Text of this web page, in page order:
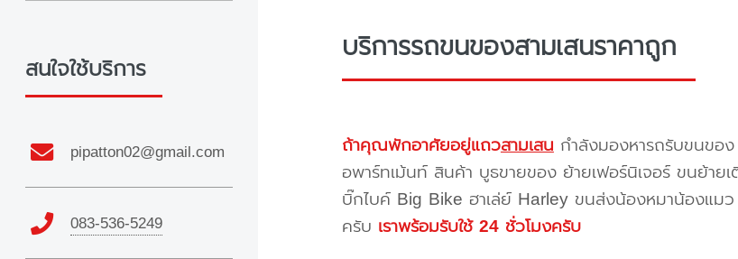
บริการรถขนของสามเสนราคาถูก
ถ้าคุณพักอาศัยอยู่แถวสามเสนกำลังมองหารถรับขนของ
อพาร์ทเม้นท์ สินค้า บูธขายของ ย้ายเฟอร์นิเจอร์ ขนย้า
บิ๊กไบค์ Big Bike ฮาเล่ย์ Harley ขนส่งน้องหมาน้องแมว
ครับ เราพร้อมรับใช้ 24 ชั่วโมงครับ
สนใจใช้บริการ
pipatton02@gmail.com
083-536-5249